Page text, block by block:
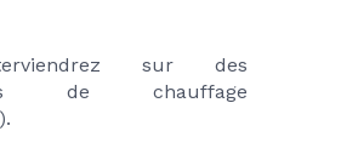
sur des
de chauffage